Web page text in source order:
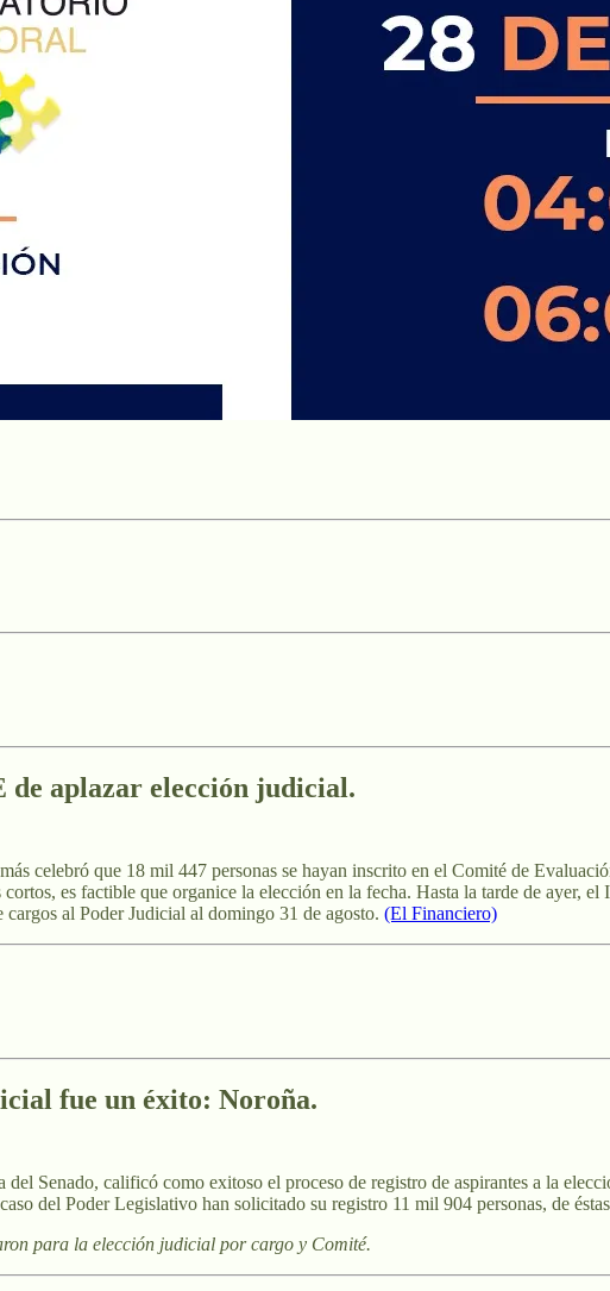
de aplazar elección judicial .
celebró que 18 mil 447 personas se hayan inscrito en el Comité de
es factible que organice la elección en la fecha. Hasta la tarde de ayer,
al Poder Judicial al domingo 31 de agosto. (El Financiero)
fue un éxito: Noroña.
Senado, calificó como exitoso el proceso de registro de aspirantes a la
del Poder Legislativo han solicitado su registro 11 mil 904 personas, de
para la elección judicial por cargo y Comité.